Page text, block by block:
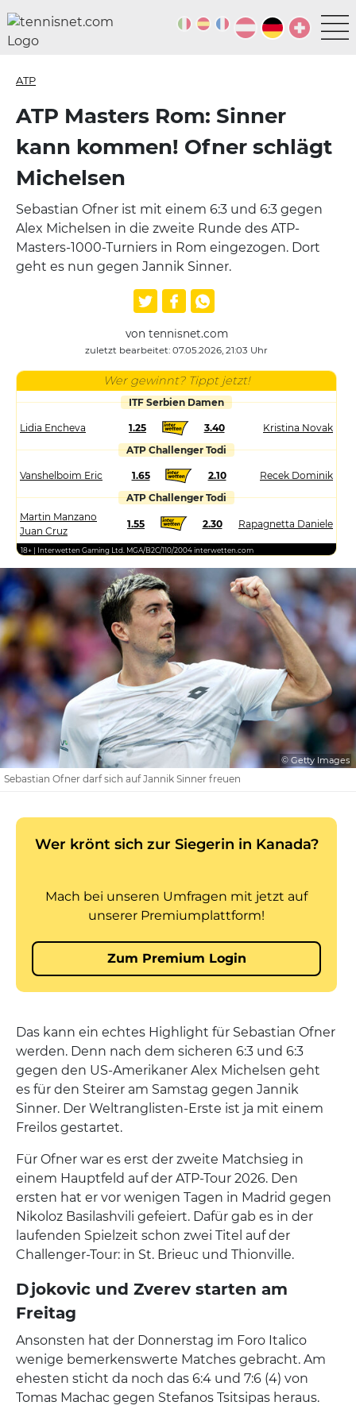
ATP
ATP Masters Rom: Sinner
kann kommen! Ofner schlägt
Michelsen
Sebastian Ofner ist mit einem 6:3 und 6:3 gegen
Alex Michelsen in die zweite Runde des ATP-
Masters-1000-Turniers in Rom eingezogen. Dort
geht es nun gegen Jannik Sinner.
von tennisnet.com
zuletzt bearbeitet: 07.05.2026, 21:03 Uhr
Wer gewinnt? Tippt jetzt!
ITF Serbien Damen
Lidia Encheva 1.25 3.40
Kristina Novak
ATP Challenger Todi
Vanshelboim Eric 1.65 2.10
Recek Dominik
ATP Challenger Todi
Martin Manzano
Juan Cruz
1.55 2.30 Rapagnetta Daniele
18+ | Interwetten Gaming Ltd. MGA/B2C/110/2004 interwetten.com
© Getty Images
Sebastian Ofner darf sich auf Jannik Sinner freuen
Das kann ein echtes Highlight für Sebastian Ofner
werden. Denn nach dem sicheren 6:3 und 6:3
gegen den US-Amerikaner Alex Michelsen geht
es für den Steirer am Samstag gegen Jannik
Sinner. Der Weltranglisten-Erste ist ja mit einem
Freilos gestartet.
Für Ofner war es erst der zweite Matchsieg in
einem Hauptfeld auf der ATP-Tour 2026. Den
ersten hat er vor wenigen Tagen in Madrid gegen
Nikoloz Basilashvili gefeiert. Dafür gab es in der
laufenden Spielzeit schon zwei Titel auf der
Challenger-Tour: in St. Brieuc und Thionville.
Djokovic und Zverev starten am
Freitag
Ansonsten hat der Donnerstag im Foro Italico
wenige bemerkenswerte Matches gebracht. Am
ehesten sticht da noch das 6:4 und 7:6 (4) von
Tomas Machac gegen Stefanos Tsitsipas heraus.